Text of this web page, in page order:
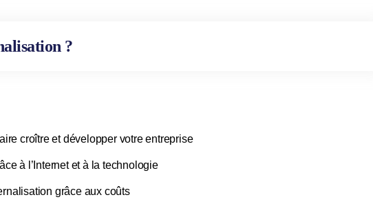
?
croître et développer votre entreprise
à l’Internet et à la technologie
grâce aux coûts